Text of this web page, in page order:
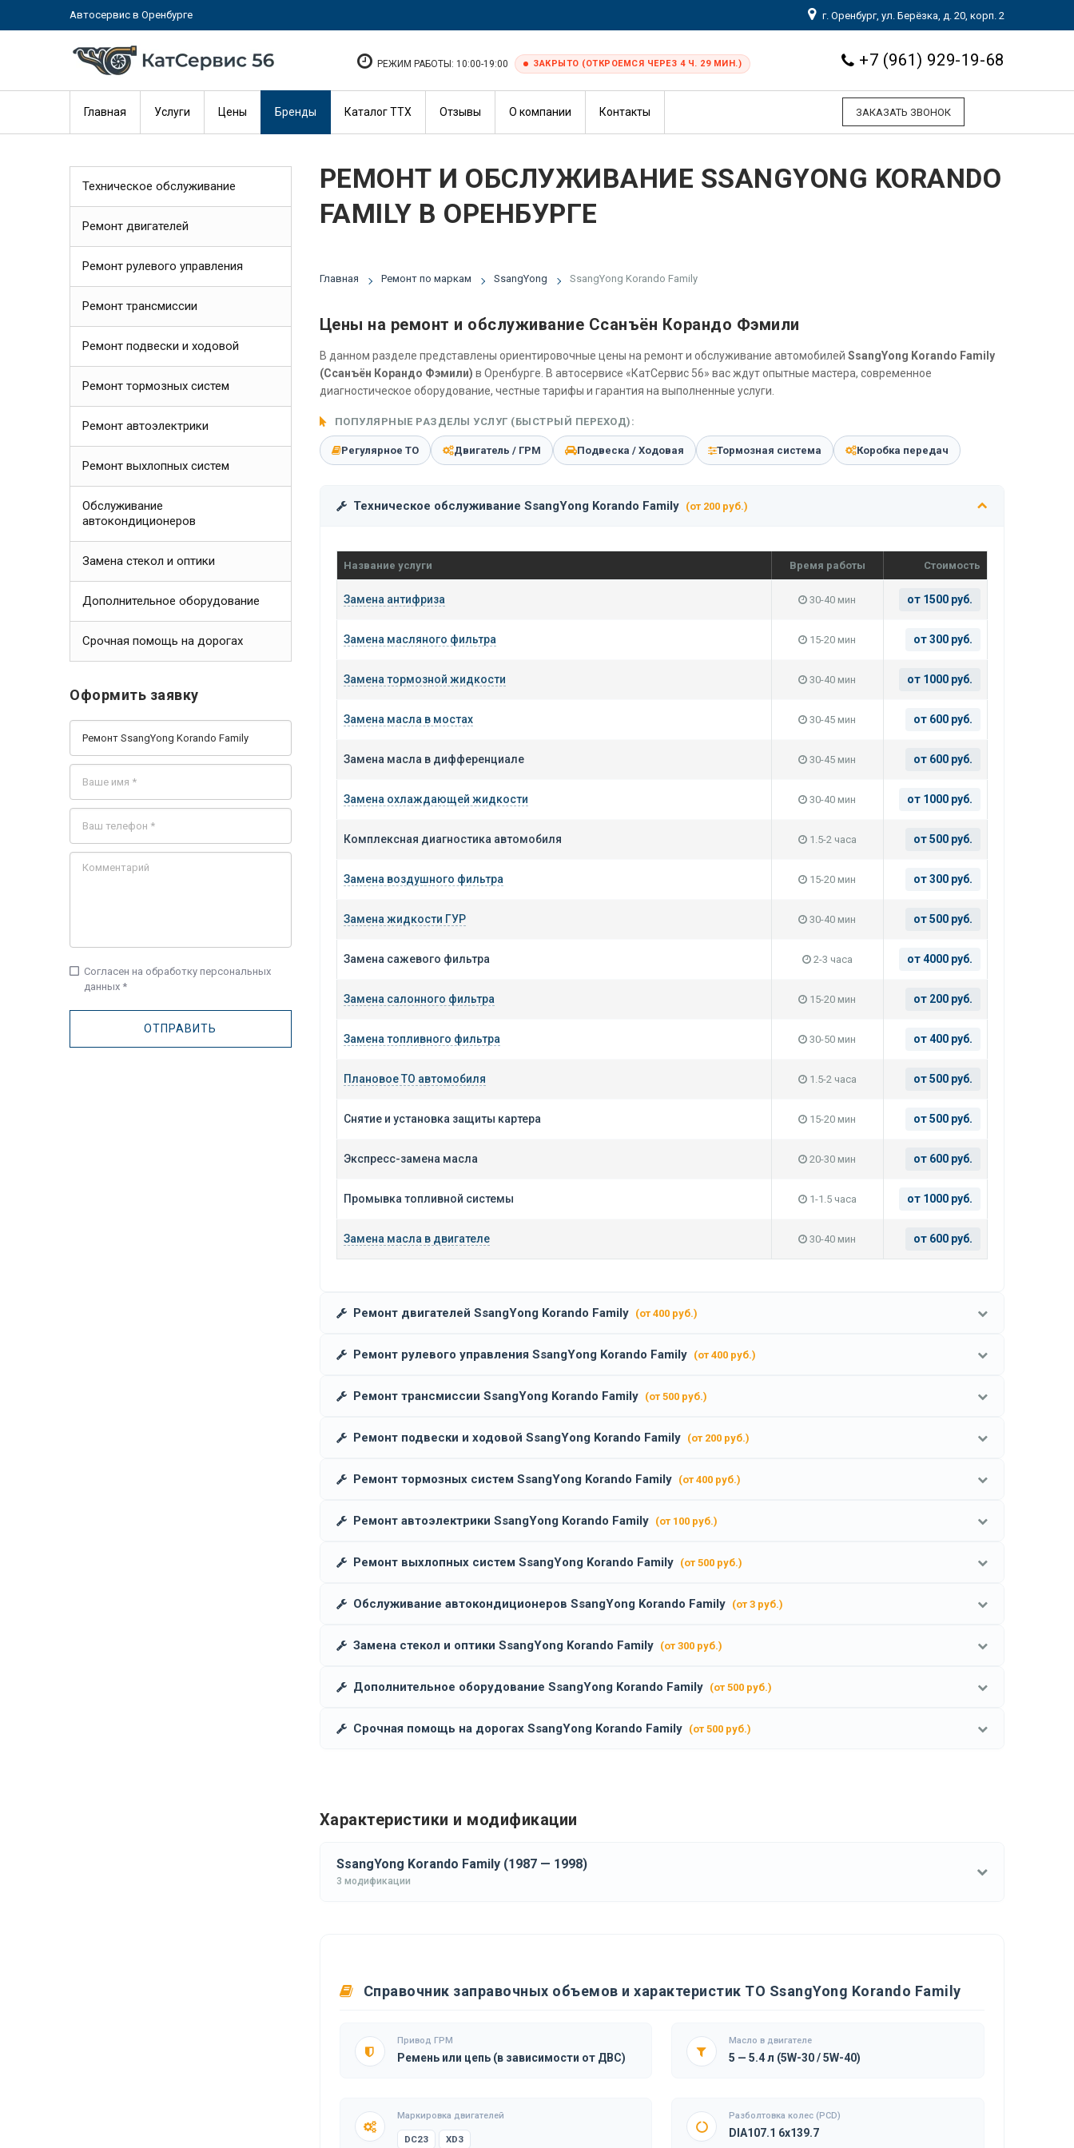
Автосервис в Оренбурге г. Оренбург, ул. Берёзка, д. 20, корп. 2
+7 (961) 929-19-68
РЕЖИМ РАБОТЫ: 10:00-19:00 ЗАКРЫТО (ОТКРОЕМСЯ ЧЕРЕЗ 4 Ч. 29 МИН.)
ЗАКАЗАТЬ ЗВОНОК
Главная Услуги Цены Бренды Каталог ТТХ Отзывы О компании Контакты
РЕМОНТ И ОБСЛУЖИВАНИЕ SSANGYONG KORANDO
FAMILY В ОРЕНБУРГЕ
Главная Ремонт по маркам SsangYong SsangYong Korando Family
Цены на ремонт и обслуживание Ссанъён Корандо Фэмили
В данном разделе представлены ориентировочные цены на ремонт и обслуживание автомобилей SsangYong Korando Family
(Ссанъён Корандо Фэмили) в Оренбурге. В автосервисе «КатСервис 56» вас ждут опытные мастера, современное
диагностическое оборудование, честные тарифы и гарантия на выполненные услуги.
ПОПУЛЯРНЫЕ РАЗДЕЛЫ УСЛУГ (БЫСТРЫЙ ПЕРЕХОД):
Регулярное ТО Двигатель / ГРМ Подвеска / Ходовая Тормозная система Коробка передач
Техническое обслуживание SsangYong Korando Family (от 200 руб.)
Название услуги Время работы Стоимость
Замена антифриза 30-40 мин от 1500 руб.
Замена масляного фильтра 15-20 мин от 300 руб.
Замена тормозной жидкости 30-40 мин от 1000 руб.
Замена масла в мостах 30-45 мин от 600 руб.
Замена масла в дифференциале 30-45 мин от 600 руб.
Замена охлаждающей жидкости 30-40 мин от 1000 руб.
Комплексная диагностика автомобиля 1.5-2 часа от 500 руб.
Замена воздушного фильтра 15-20 мин от 300 руб.
Замена жидкости ГУР 30-40 мин от 500 руб.
Замена сажевого фильтра 2-3 часа от 4000 руб.
Замена салонного фильтра 15-20 мин от 200 руб.
Замена топливного фильтра 30-50 мин от 400 руб.
Плановое ТО автомобиля 1.5-2 часа от 500 руб.
Снятие и установка защиты картера 15-20 мин от 500 руб.
Экспресс-замена масла 20-30 мин от 600 руб.
Промывка топливной системы 1-1.5 часа от 1000 руб.
Замена масла в двигателе 30-40 мин от 600 руб.
Ремонт двигателей SsangYong Korando Family (от 400 руб.)
Ремонт рулевого управления SsangYong Korando Family (от 400 руб.)
Ремонт трансмиссии SsangYong Korando Family (от 500 руб.)
Ремонт подвески и ходовой SsangYong Korando Family (от 200 руб.)
Ремонт тормозных систем SsangYong Korando Family (от 400 руб.)
Ремонт автоэлектрики SsangYong Korando Family (от 100 руб.)
Ремонт выхлопных систем SsangYong Korando Family (от 500 руб.)
Обслуживание автокондиционеров SsangYong Korando Family (от 3 руб.)
Замена стекол и оптики SsangYong Korando Family (от 300 руб.)
Дополнительное оборудование SsangYong Korando Family (от 500 руб.)
Срочная помощь на дорогах SsangYong Korando Family (от 500 руб.)
Характеристики и модификации
SsangYong Korando Family (1987 — 1998)
3 модификации
Справочник заправочных объемов и характеристик ТО SsangYong Korando Family
Привод ГРМ
Ремень или цепь (в зависимости от ДВС)
Масло в двигателе
5 — 5.4 л (5W-30 / 5W-40)
Маркировка двигателей
DC23 XD3
Разболтовка колес (PCD)
DIA107.1 6x139.7
Техническое обслуживание
Ремонт двигателей
Ремонт рулевого управления
Ремонт трансмиссии
Ремонт подвески и ходовой
Ремонт тормозных систем
Ремонт автоэлектрики
Ремонт выхлопных систем
Обслуживание
автокондиционеров
Замена стекол и оптики
Дополнительное оборудование
Срочная помощь на дорогах
Оформить заявку
check_box_outline_blank Согласен на обработку персональных
данных *